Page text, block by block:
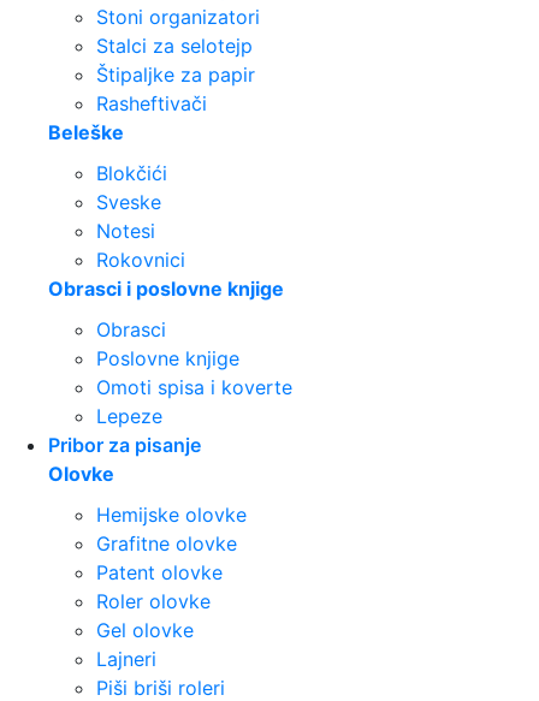
Stoni organizatori
Stalci za selotejp
Štipaljke za papir
Rasheftivači
Beleške
Blokčići
Sveske
Notesi
Rokovnici
Obrasci i poslovne knjige
Obrasci
Poslovne knjige
Omoti spisa i koverte
Lepeze
Pribor za pisanje
Olovke
Hemijske olovke
Grafitne olovke
Patent olovke
Roler olovke
Gel olovke
Lajneri
Piši briši roleri